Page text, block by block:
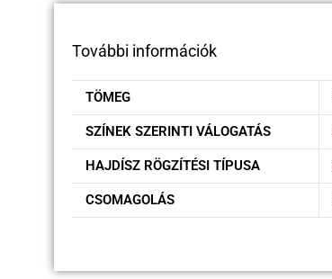
További információk
TÖMEG
SZÍNEK SZERINTI VÁLOGATÁS
HAJDÍSZ RÖGZÍTÉSI TÍPUSA
CSOMAGOLÁS